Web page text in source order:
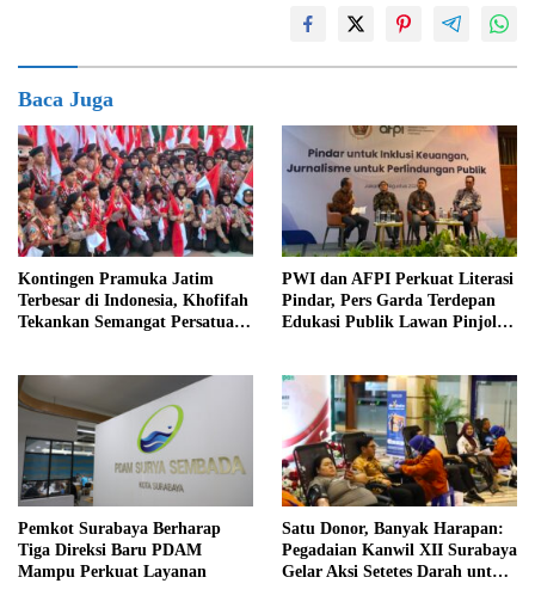
Baca Juga
Kontingen Pramuka Jatim
Terbesar di Indonesia, Khofifah
Tekankan Semangat Persatuan
PWI dan AFPI Perkuat Literasi
Pindar, Pers Garda Terdepan
Edukasi Publik Lawan Pinjol
Pemkot Surabaya Berharap
Tiga Direksi Baru PDAM
Mampu Perkuat Layanan
Satu Donor, Banyak Harapan:
Pegadaian Kanwil XII Surabaya
Gelar Aksi Setetes Darah untuk